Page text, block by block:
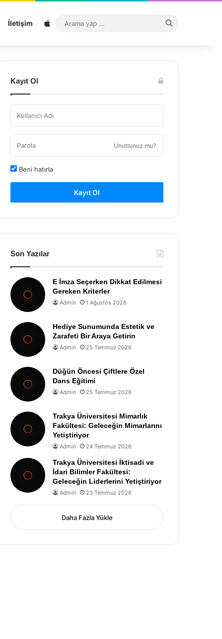
İletişim Sitemap
...
Kayıt Ol
Unuttunuz mu?
Beni hatırla
Kayıt Ol
Son Yazılar
E İmza Seçerken Dikkat Edilmesi
Gereken Kriterler
Admin 1 Ağustos 2026
Hediye Sunumunda Estetik ve
Zarafeti Bir Araya Getirin
Admin 25 Temmuz 2026
Düğün Öncesi Çiftlere Özel
Dans Eğitimi
Admin 25 Temmuz 2026
Trakya Üniversitesi Mimarlık
Fakültesi: Geleceğin Mimarlarını
Yetiştiriyor
Admin 24 Temmuz 2026
Trakya Üniversitesi İktisadi ve
İdari Bilimler Fakültesi:
Geleceğin Liderlerini Yetiştiriyor
Admin 23 Temmuz 2026
Daha Fazla Yükle